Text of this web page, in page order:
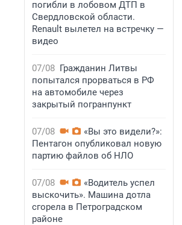
погибли в лобовом ДТП в
Свердловской области.
Renault вылетел на встречку —
видео
07/08 Гражданин Литвы
попытался прорваться в РФ
на автомобиле через
закрытый погранпункт
07/08
«Вы это видели?»:
Пентагон опубликовал новую
партию файлов об НЛО
07/08
«Водитель успел
выскочить». Машина дотла
сгорела в Петроградском
районе